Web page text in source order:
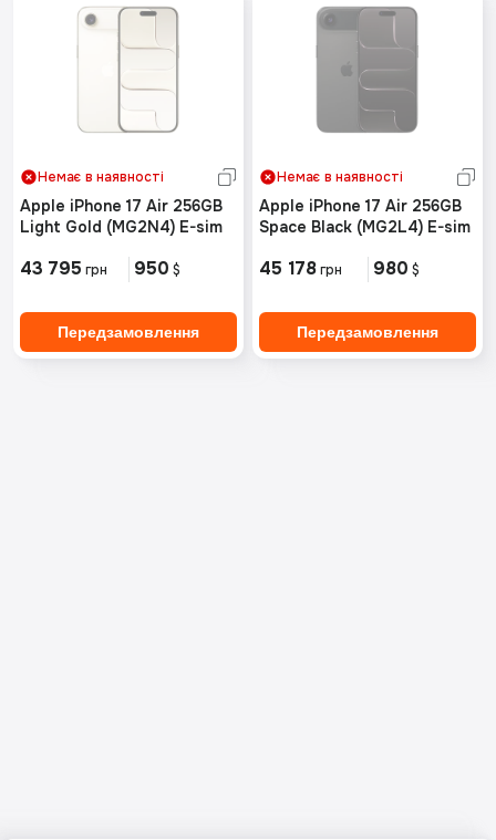
Хороший стан від:
Хороший стан від:
Немає в наявності
Apple iPhone 17 Air 256GB
Light Gold (MG2N4) E-sim
43 795 грн 950 $
Передзамовлення
Немає в наявності
Apple iPhone 17 Air 256GB
Space Black (MG2L4) E-sim
45 178грн 980 $
Передзамовлення